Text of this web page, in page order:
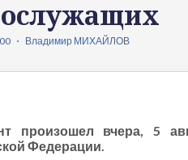
Что происходит
Сюжеты
Интервью
Коронавирус
Здравоохранение
Темы
Общество
Владимир МИХАЙЛОВ
произошел вчера, 5
Федерации.